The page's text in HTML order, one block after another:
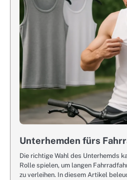
Unterhemden fürs
Die richtige Wahl des Unterhemds
Rolle spielen, um langen
zu verleihen. In diesem Artikel